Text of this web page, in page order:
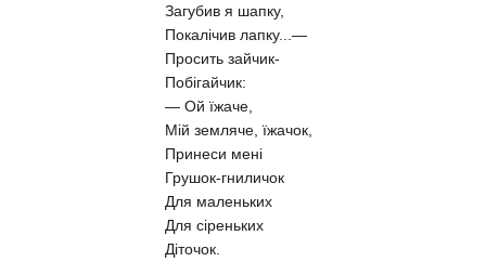
Загубив я шапку,
Покалічив лапку...—
Просить зайчик-
Побігайчик:
— Ой їжаче,
Мій земляче, їжачок,
Принеси мені
Грушок-гниличок
Для маленьких
Для сіреньких
Діточок.